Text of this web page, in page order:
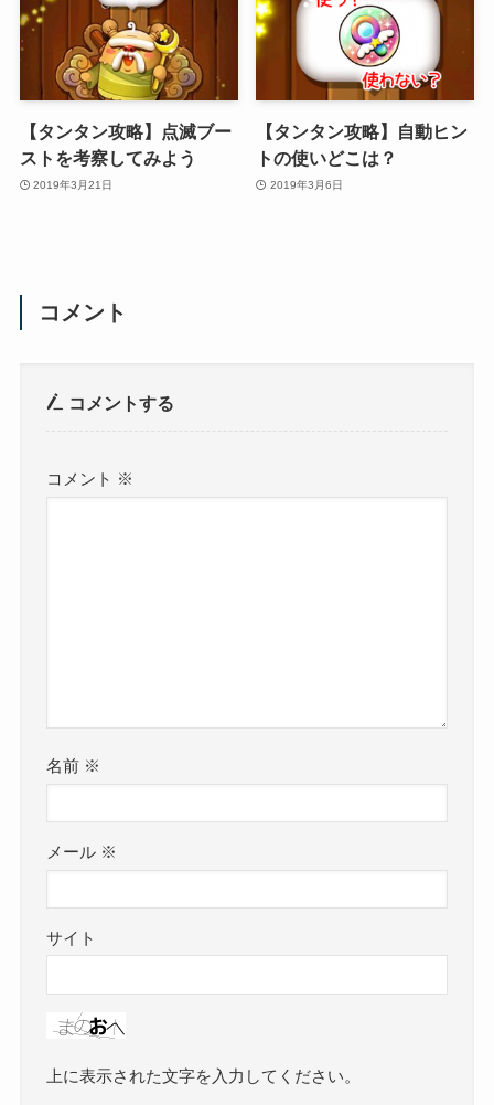
【タンタン攻略】点滅ブー
ストを考察してみよう
2019年3月21日
【タンタン攻略】自動ヒン
トの使いどこは？
2019年3月6日
コメント
コメントする
コメント ※
名前 ※
メール ※
サイト
上に表示された文字を入力してください。